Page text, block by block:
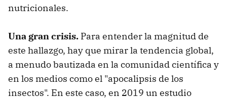
nutricionales.
Una gran crisis. Para entender la magnitud de
este hallazgo, hay que mirar la tendencia global,
a menudo bautizada en la comunidad científica y
en los medios como el "apocalipsis de los
insectos". En este caso, en 2019 un estudio